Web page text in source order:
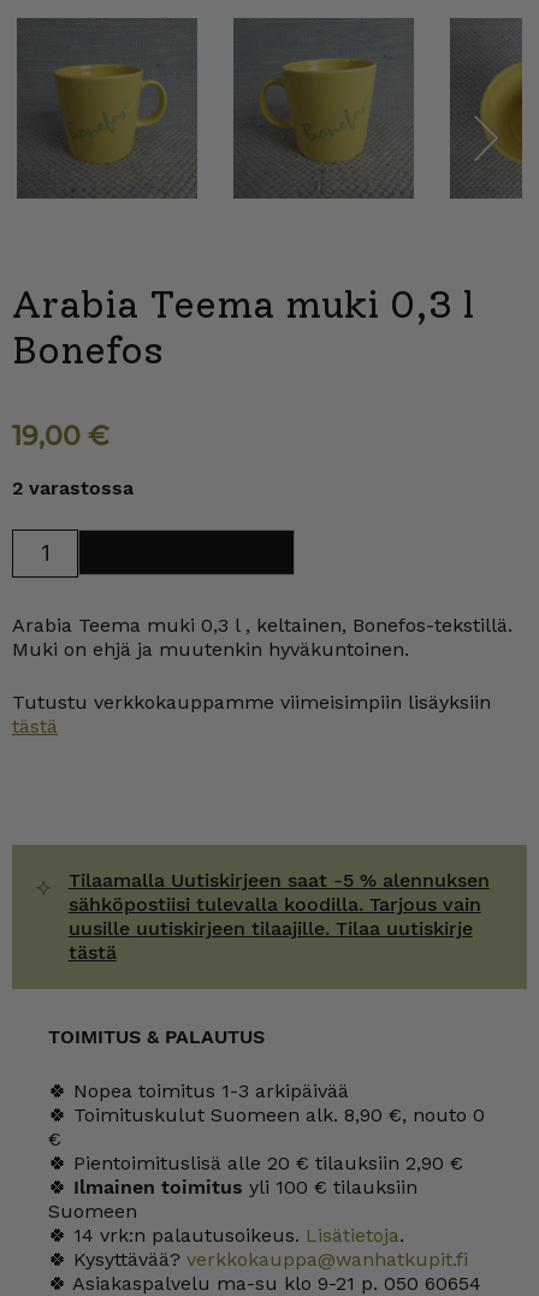
Next
Arabia Teema muki 0,3 l
Bonefos
19,00 €
2 varastossa
Teema
Bonefos
määrä
Arabia Teema muki 0,3 l , keltainen, Bonefos-tekstillä.
Muki on ehjä ja muutenkin hyväkuntoinen.
Tutustu verkkokauppamme viimeisimpiin lisäyksiin
tästä
Tilaamalla Uutiskirjeen saat -5 % alennuksen
sähköpostiisi tulevalla koodilla. Tarjous vain
uusille uutiskirjeen tilaajille. Tilaa uutiskirje
tästä
TOIMITUS & PALAUTUS
🍀 Nopea toimitus 1-3 arkipäivää
🍀 Toimituskulut Suomeen alk. 8,90 €, nouto 0
€
🍀 Pientoimituslisä alle 20 € tilauksiin 2,90 €
🍀 Ilmainen toimitus yli 100 € tilauksiin
Suomeen
🍀 14 vrk:n palautusoikeus. Lisätietoja.
🍀 Kysyttävää? verkkokauppa@wanhatkupit.fi
🍀 Asiakaspalvelu ma-su klo 9-21 p. 050 60654